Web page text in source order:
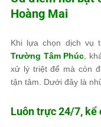
Hoàng Mai
Khi lựa chọn dịch vụ
Trường Tâm Phúc ,
xử lý triệt để mà còn
tận tâm. Dưới đây là
Luôn trực 24/7, kể